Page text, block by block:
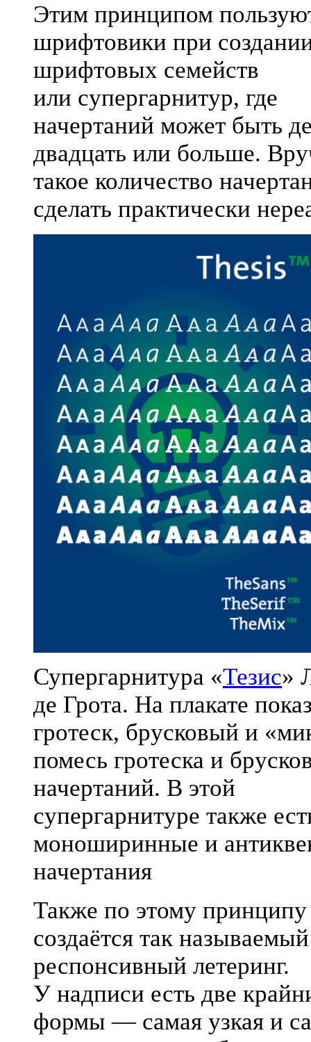
Этим принципом
шрифтовики при
шрифтовых семейств
или супергарнитур, где
начертаний может быть
двадцать или больше.
такое количество
сделать практически
Супергарнитура «Тезис»
де Грота. На плакате
гротеск, брусковый и
помесь гротеска и
начертаний. В этой
супергарнитуре также
моноширинные и
начертания
Также по этому принципу
создаётся так называемый
респонсивный летеринг.
У надписи есть две
формы — самая узкая и